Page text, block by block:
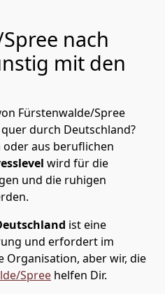
nach
mit den
Fürstenwalde/Spree
durch Deutschland?
oder aus beruflichen
wird für die
und die ruhigen
ist eine
und erfordert im
aber wir, die
Spree helfen Dir.